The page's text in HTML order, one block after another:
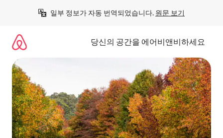
일부 정보가 자동 번역되었습니다. 원문 보기
당신의 공간을 에어비앤비하세요